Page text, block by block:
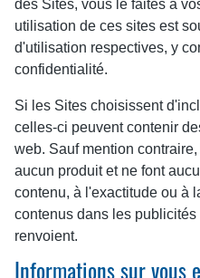
des Sites, vous le faites à
utilisation de ces sites est
d'utilisation respectives, y
confidentialité.
Si les Sites choisissent
celles-ci peuvent contenir
web. Sauf mention
aucun produit et ne font
contenu, à l'exactitude ou à
contenus dans les
renvoient.